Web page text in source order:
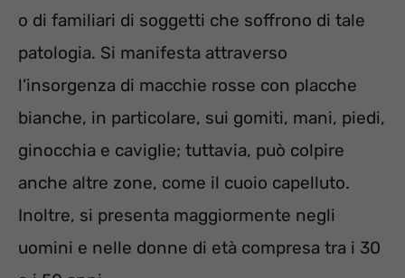
o di familiari di soggetti che soffrono di tale
patologia. Si manifesta attraverso
l’insorgenza di macchie rosse con placche
bianche, in particolare, sui gomiti, mani, piedi,
ginocchia e caviglie; tuttavia, può colpire
anche altre zone, come il cuoio capelluto.
Inoltre, si presenta maggiormente negli
uomini e nelle donne di età compresa tra i 30